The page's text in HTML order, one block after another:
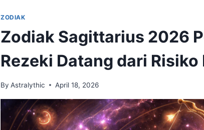
ZODIAK
Zodiak Sagittarius 2026
Rezeki Datang dari Risiko
By Astralythic April 18, 2026